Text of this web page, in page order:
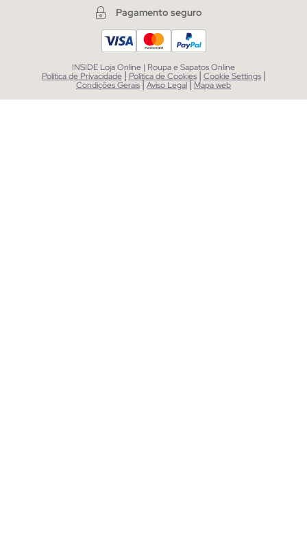
Pagamento seguro
INSIDE Loja Online | Roupa e Sapatos Online
Política de Privacidade | Política de Cookies | Cookie Settings |
Condições Gerais|Aviso Legal| Mapa web